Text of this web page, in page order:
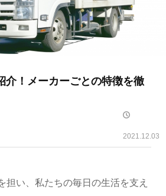
介！メーカーごとの特徴を徹
2021.12.03
担い、私たちの毎日の生活を支え